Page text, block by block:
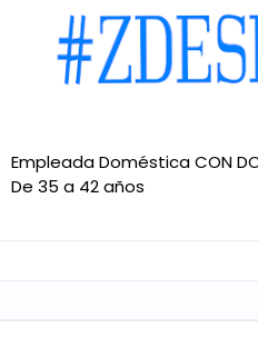
Empleada Doméstica CON
De 35 a 42 años